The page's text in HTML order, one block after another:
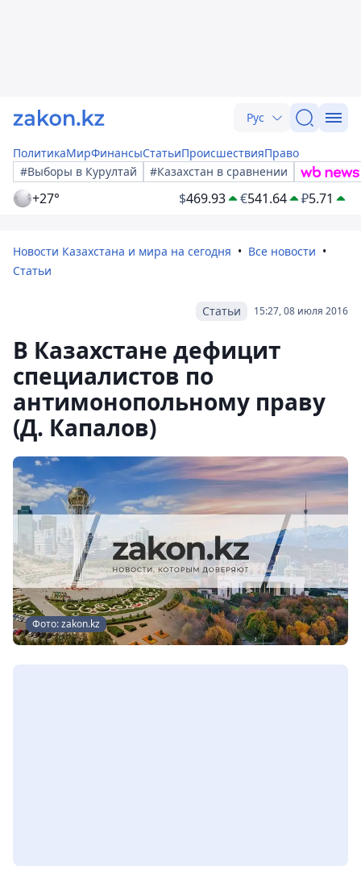
Рус
ПолитикаМирФинансыСтатьиПроисшествияПраво
#Выборы в Курултай
#Казахстан в сравнении
+27° $469.93 €541.64 ₽5.71
Новости Казахстана и мира на сегодня
Все новости
Статьи
15:27, 08 июля 2016
Статьи
В Казахстане дефицит
специалистов по
антимонопольному праву
(Д. Капалов)
Фото: zakon.kz